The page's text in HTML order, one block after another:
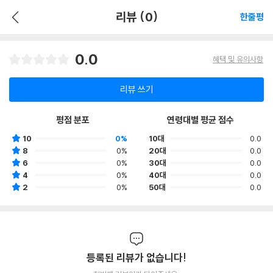
리뷰 (0) 한줄평
0.0 혜택 및 유의사항
리뷰 쓰기
평점 분포
10
0%
8
0%
6
0%
4
0%
2
0%
연령대별 평균 점수
10대
0.0
20대
0.0
30대
0.0
40대
0.0
50대
0.0
등록된 리뷰가 없습니다!